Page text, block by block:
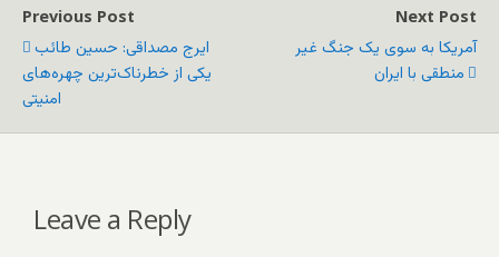
Previous Post
ایرج مصداقی: حسین طائب
یکی از خطرناک‌ترین چهره‌های
امنیتی
Next Post
آمریکا به سوی یک جنگ غیر
منطقی با ایران
Leave a Reply